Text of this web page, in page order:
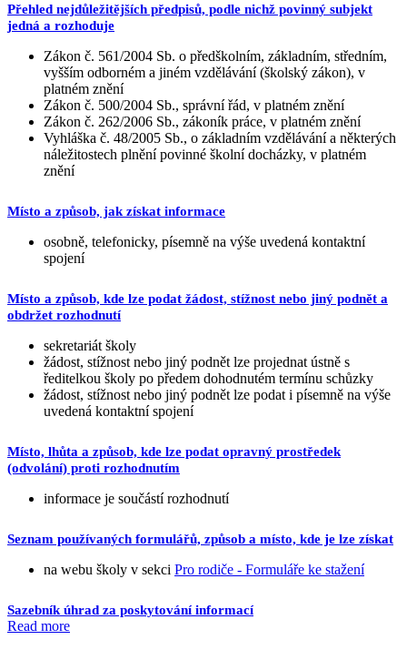
Přehled nejdůležitějších předpisů, podle nichž povinný subjekt
jedná a rozhoduje
Zákon č. 561/2004 Sb. o předškolním, základním, středním,
vyšším odborném a jiném vzdělávání (školský zákon), v
platném znění
Zákon č. 500/2004 Sb., správní řád, v platném znění
Zákon č. 262/2006 Sb., zákoník práce, v platném znění
Vyhláška č. 48/2005 Sb., o základním vzdělávání a některých
náležitostech plnění povinné školní docházky, v platném
znění
Místo a způsob, jak získat informace
osobně, telefonicky, písemně na výše uvedená kontaktní
spojení
Místo a způsob, kde lze podat žádost, stížnost nebo jiný podnět a
obdržet rozhodnutí
sekretariát školy
žádost, stížnost nebo jiný podnět lze projednat ústně s
ředitelkou školy po předem dohodnutém termínu schůzky
žádost, stížnost nebo jiný podnět lze podat i písemně na výše
uvedená kontaktní spojení
Místo, lhůta a způsob, kde lze podat opravný prostředek
(odvolání) proti rozhodnutím
informace je součástí rozhodnutí
Seznam používaných formulářů, způsob a místo, kde je lze získat
na webu školy v sekci Pro rodiče - Formuláře ke stažení
Sazebník úhrad za poskytování informací
Read more